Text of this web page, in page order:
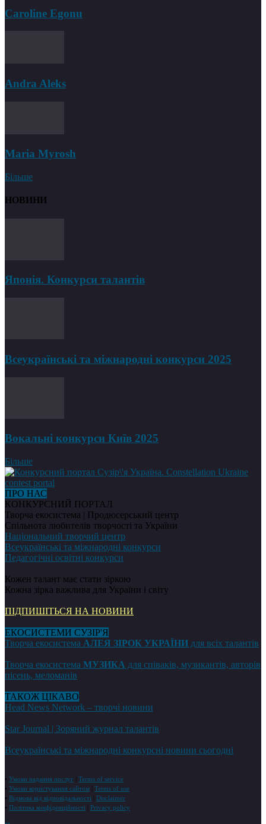
Caroline Egonu
Andra Aleks
Maria Myrosh
Більше
НОВИНИ
Японія. Конкурси талантів
Всеукраїнські та міжнародні конкурси 2025
Вокальні конкурси Київ 2025
Більше
ПРО НАС
КОНКУРСНИЙ ПОРТАЛ
Творча екосистема | Продюсерський центр
Спільнота любителів творчості та України
Національний творчий центр
Всеукраїнські та міжнародні конкурси
Педагогічні освітні конкурси
Кожен талант має стати зіркою
Кожна зірка важлива для України і світу
ПІДПИШІТЬСЯ НА НОВИНИ
ЕКОСИСТЕМИ СУЗІР'Я
Творча екосистема АЛЕЯ ЗІРОК УКРАЇНИ для всіх талантів
Творча екосистема МУЗИКА для співаків, музикантів, авторів
пісень, меломанів
ТАКОЖ ЦІКАВО
Head News Network – творчі новини
Star Journal | Зоряний журнал талантів
Всеукраїнські та міжнародні конкурсні новини сьогодні
• Умови надання послуг
Terms of service
• Умови користування сайтом
Terms of use
• Відмова від відповідальності
Disclaimer
• Політика конфіденційності Privacy policy